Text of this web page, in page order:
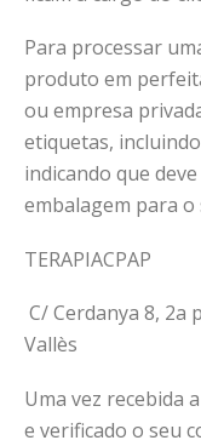
Para processar
produto em
ou empresa
etiquetas,
indicando que
embalagem para
TERAPIACPAP
C/ Cerdanya 8, 2a
Vallès
Uma vez recebida
e verificado o seu